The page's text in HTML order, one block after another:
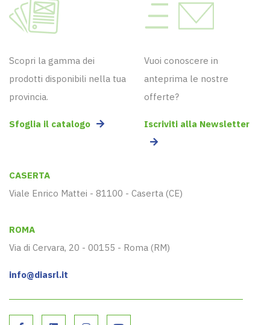
Scopri la gamma dei
prodotti disponibili nella tua
provincia.
Sfoglia il catalogo
Vuoi conoscere in
anteprima le nostre
offerte?
Iscriviti alla Newsletter
CASERTA
Viale Enrico Mattei - 81100 - Caserta (CE)
ROMA
Via di Cervara, 20 - 00155 - Roma (RM)
info@diasrl.it